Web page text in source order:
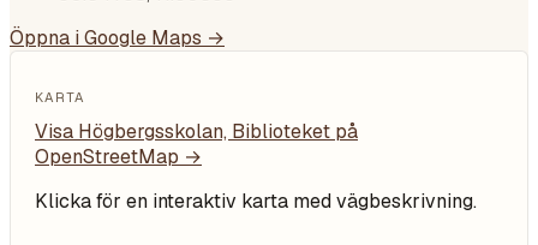
Öppna i Google Maps →
KARTA
Visa Högbergsskolan, Biblioteket på
OpenStreetMap →
Klicka för en interaktiv karta med vägbeskrivning.